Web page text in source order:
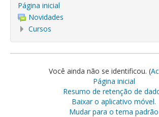
Página inicial
Novidades
Cursos
Você ainda não se identificou. (
Página inicial
Resumo de retenção de
Baixar o aplicativo móvel.
Mudar para o tema padrão